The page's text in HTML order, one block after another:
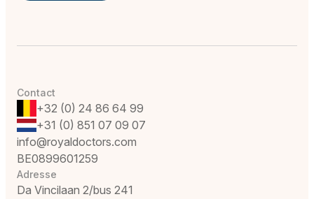
Contact
+32 (0) 24 86 64 99
+31 (0) 851 07 09 07
info@royaldoctors.com
BE0899601259
Adresse
Da Vincilaan 2/bus 241